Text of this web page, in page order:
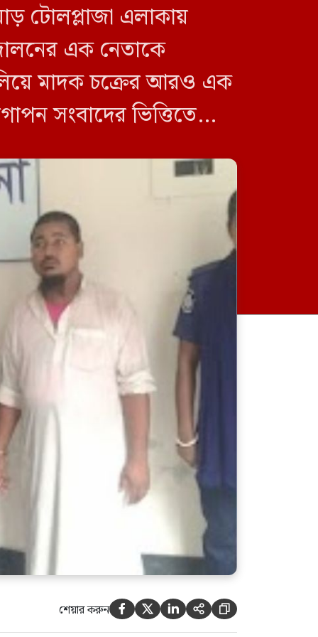
এটা অত্যন্ত দুঃখজনক: মির্জা
হাসিনার নির্দেশে গুম করা হয়েছিল
সালাহউদ্দিন আহমদকে,কামাল-
জিয়াউলের সম্পৃক্ততা পেয়েছে
তদন্ত সংস্থা: চিফ প্রসিকিউটর
টোলপ্লাজা এলাকায়
এক নেতাকে
মাদক চক্রের আরও এক
সংবাদের ভিত্তিতে
শেয়ার করুন     